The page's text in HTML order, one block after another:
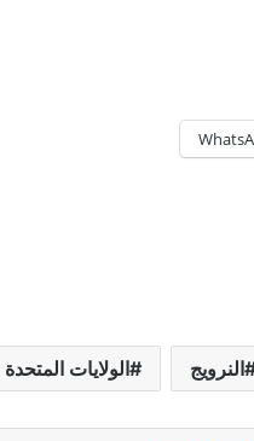
النرويج الولايات المتحدة